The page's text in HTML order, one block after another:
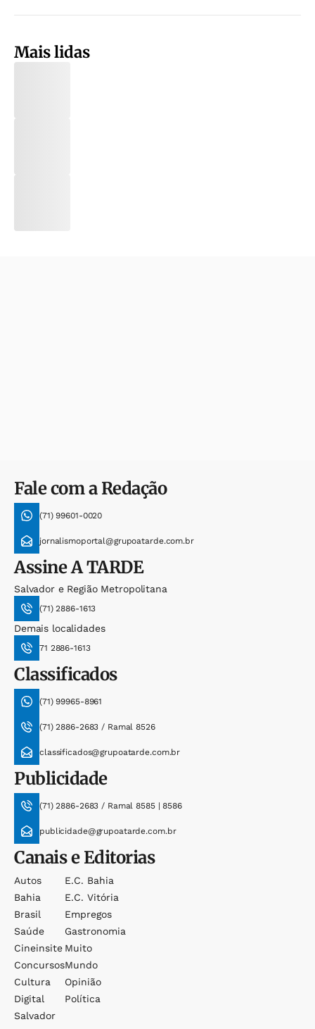
Mais lidas
Fale com a Redação
(71) 99601-0020
jornalismoportal@grupoatarde.com.br
AssineA TARDE
Salvador e Região Metropolitana
(71) 2886-1613
Demais localidades
71 2886-1613
Classificados
(71) 99965-8961
(71) 2886-2683 / Ramal 8526
classificados@grupoatarde.com.br
Publicidade
(71) 2886-2683 / Ramal 8585 | 8586
publicidade@grupoatarde.com.br
Canais e Editorias
Autos
Bahia
Brasil
Saúde
Cineinsite
Concursos
Cultura
Digital
Salvador
E.c. Bahia
E.c. Vitória
Empregos
Gastronomia
Muito
Mundo
Opinião
Política